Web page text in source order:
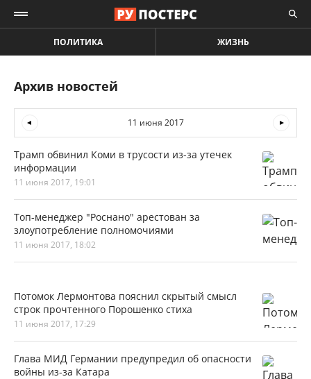
ПОЛИТИКА ЖИЗНЬ
Архив новостей
11 июня 2017
Трамп обвинил Коми в трусости из-за утечек
информации
11 июня 2017, 19:01
Топ-менеджер "Роснано" арестован за
злоупотребление полномочиями
11 июня 2017, 18:02
Потомок Лермонтова пояснил скрытый смысл
строк прочтенного Порошенко стиха
11 июня 2017, 17:29
Глава МИД Германии предупредил об опасности
войны из-за Катара